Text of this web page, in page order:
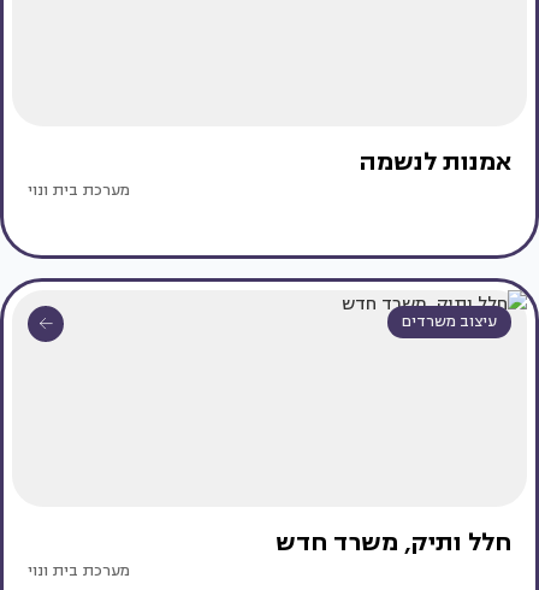
אמנות לנשמה
מערכת בית ונוי
עיצוב משרדים
חלל ותיק, משרד חדש
מערכת בית ונוי